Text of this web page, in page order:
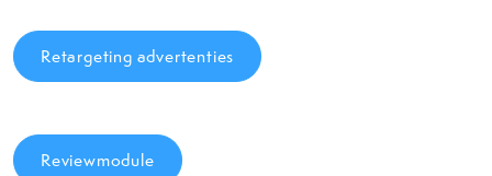
Retargeting advertenties
Reviewmodule